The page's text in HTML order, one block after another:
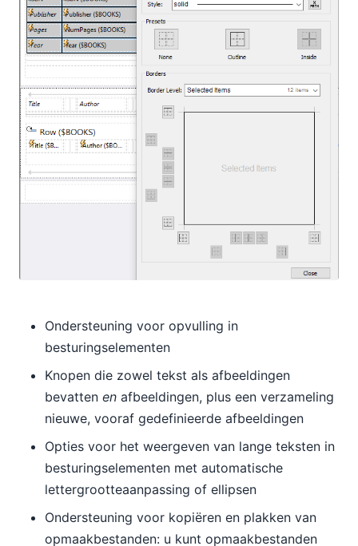
Ondersteuning voor opvulling in
besturingselementen
Knopen die zowel tekst als afbeeldingen
bevatten en afbeeldingen, plus een verzameling
nieuwe, vooraf gedefinieerde afbeeldingen
Opties voor het weergeven van lange teksten in
besturingselementen met automatische
lettergrootteaanpassing of ellipsen
Ondersteuning voor kopiëren en plakken van
opmaakbestanden: u kunt opmaakbestanden